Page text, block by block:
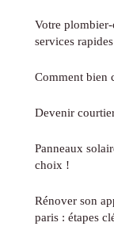
Votre
services
Comment bien
Devenir
Panneaux
choix !
Rénover son
paris : étapes